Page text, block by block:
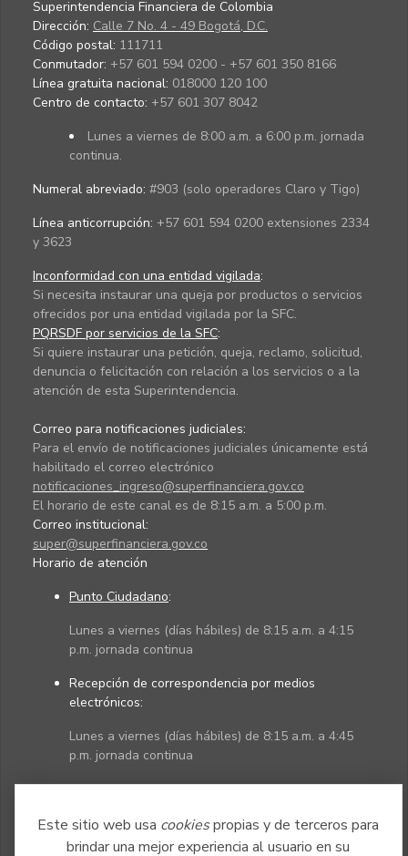
Este sitio web usa cookiespropias y de terceros para
brindar una mejor experiencia al usuario en su
Superintendencia Financiera de Colombia
Dirección: Calle 7 No. 4 - 49 Bogotá, D.C.
Código postal: 111711
Conmutador: +57 601 594 0200 - +57 601 350 8166
Línea gratuita nacional: 018000 120 100
Centro de contacto: +57 601 307 8042
Lunes a viernes de 8:00 a.m. a 6:00 p.m. jornada
continua.
Numeral abreviado: #903 (solo operadores Claro y Tigo)
Línea anticorrupción: +57 601 594 0200 extensiones 2334
y 3623
Inconformidad con una entidad vigilada:
Si necesita instaurar una queja por productos o servicios
ofrecidos por una entidad vigilada por la SFC.
PQRSDF por servicios de la SFC:
Si quiere instaurar una petición, queja, reclamo, solicitud,
denuncia o felicitación con relación a los servicios o a la
atención de esta Superintendencia.
Correo para notificaciones judiciales:
Para el envío de notificaciones judiciales únicamente está
habilitado el correo electrónico
notificaciones_ingreso@superfinanciera.gov.co
El horario de este canal es de 8:15 a.m. a 5:00 p.m.
Correo institucional:
super@superfinanciera.gov.co
Horario de atención
Punto Ciudadano:
Lunes a viernes (días hábiles) de 8:15 a.m. a 4:15
p.m. jornada continua
Recepción de correspondencia por medios
electrónicos:
Lunes a viernes (días hábiles) de 8:15 a.m. a 4:45
p.m. jornada continua